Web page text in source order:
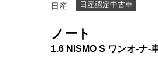
日産 日産認定中古車
ノート
1.6 NISMO S ワンオ-ナ